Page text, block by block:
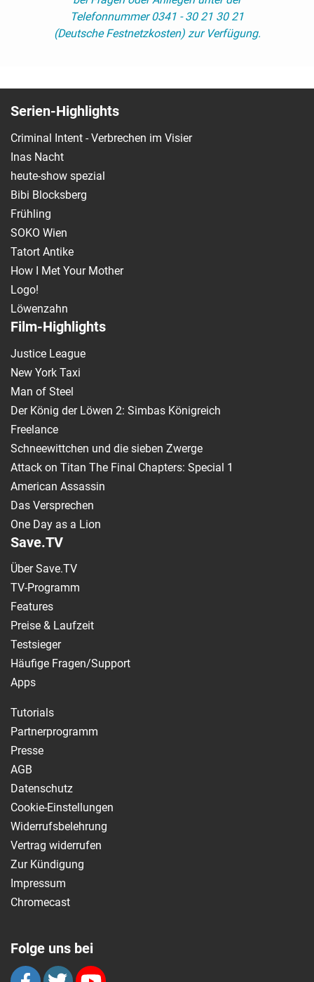
Telefonnummer 0341 - 30 21 30 21
(Deutsche Festnetzkosten) zur Verfügung.
Serien-Highlights
Criminal Intent - Verbrechen im Visier
Inas Nacht
heute-show spezial
Bibi Blocksberg
Frühling
SOKO Wien
Tatort Antike
How I Met Your Mother
Logo!
Löwenzahn
Film-Highlights
Justice League
New York Taxi
Man of Steel
Der König der Löwen 2: Simbas Königreich
Freelance
Schneewittchen und die sieben Zwerge
Attack on Titan The Final Chapters: Special 1
American Assassin
Das Versprechen
One Day as a Lion
Save.TV
Über Save.TV
TV-Programm
Features
Preise & Laufzeit
Testsieger
Häufige Fragen/Support
Apps
Tutorials
Partnerprogramm
Presse
AGB
Datenschutz
Cookie-Einstellungen
Widerrufsbelehrung
Vertrag widerrufen
Zur Kündigung
Impressum
Chromecast
Folge uns bei